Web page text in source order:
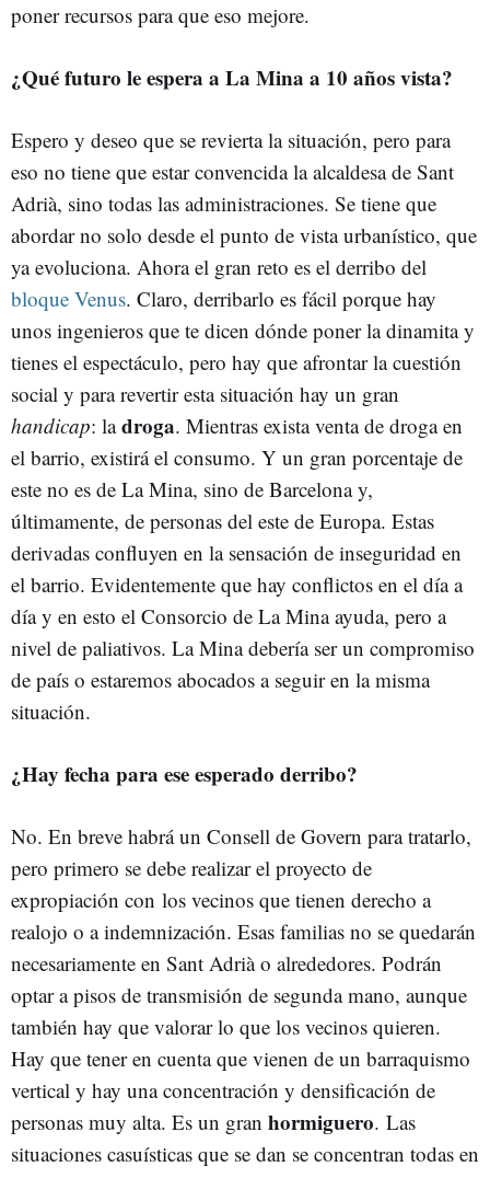
poner recursos para que eso mejore.
¿Qué futuro le espera a La Mina a 10 años vista?
Espero y deseo que se revierta la situación, pero para
eso no tiene que estar convencida la alcaldesa de Sant
Adrià, sino todas las administraciones. Se tiene que
abordar no solo desde el punto de vista urbanístico, que
ya evoluciona. Ahora el gran reto es el derribo del
bloque Venus. Claro, derribarlo es fácil porque hay
unos ingenieros que te dicen dónde poner la dinamita y
tienes el espectáculo, pero hay que afrontar la cuestión
social y para revertir esta situación hay un gran
handicap: ladroga. Mientras exista venta de droga en
el barrio, existirá el consumo. Y un gran porcentaje de
este no es de La Mina, sino de Barcelona y,
últimamente, de personas del este de Europa. Estas
derivadas confluyen en la sensación de inseguridad en
el barrio. Evidentemente que hay conflictos en el día a
día y en esto el Consorcio de La Mina ayuda, pero a
nivel de paliativos. La Mina debería ser un compromiso
de país o estaremos abocados a seguir en la misma
situación.
¿Hay fecha para ese esperado derribo?
No. En breve habrá un Consell de Govern para tratarlo,
pero primero se debe realizar el proyecto de
expropiación con los vecinos que tienen derecho a
realojo o a indemnización. Esas familias no se quedarán
necesariamente en Sant Adrià o alrededores. Podrán
optar a pisos de transmisión de segunda mano, aunque
también hay que valorar lo que los vecinos quieren.
Hay que tener en cuenta que vienen de un barraquismo
vertical y hay una concentración y densificación de
personas muy alta. Es un gran hormiguero. Las
situaciones casuísticas que se dan se concentran todas en